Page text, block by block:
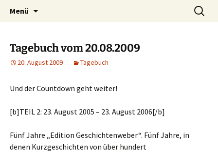
Timo Bader
Willkommen im Reich der Geschichten
Menü
Tagebuch vom 20.08.2009
20. August 2009 Tagebuch
Und der Countdown geht weiter!
[b]TEIL 2: 23. August 2005 – 23. August 2006[/b]
Fünf Jahre „Edition Geschichtenweber“. Fünf Jahre, in
denen Kurzgeschichten von über hundert